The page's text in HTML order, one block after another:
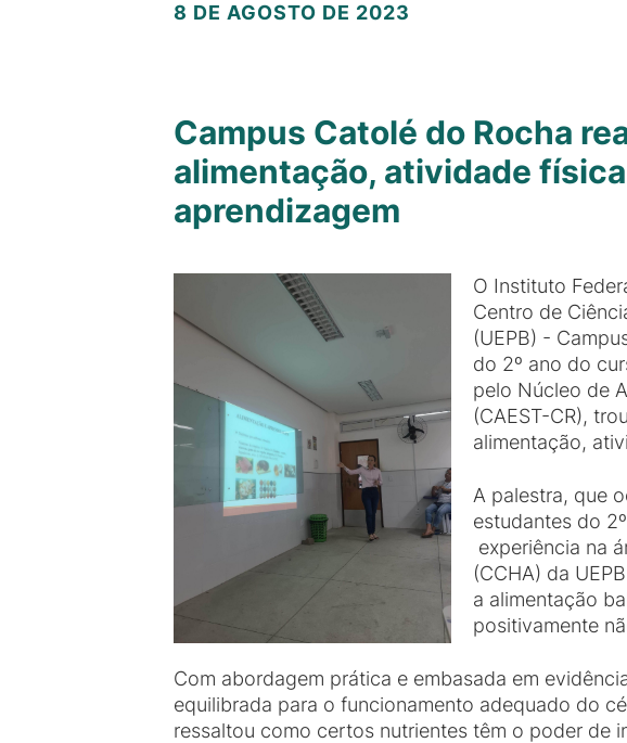
8 DE AGOSTO DE 2023
Campus Catolé do Rocha
alimentação, atividade
aprendizagem
O Instituto
Centro de
(UEPB) -
do 2º ano do
pelo Núcleo de
(CAEST-CR),
alimentação,
A palestra, que
estudantes do
experiência na
(CCHA) da
a alimentação
positivamente
Com abordagem prática e embasada em
equilibrada para o funcionamento adequado do
ressaltou como certos nutrientes têm o poder de